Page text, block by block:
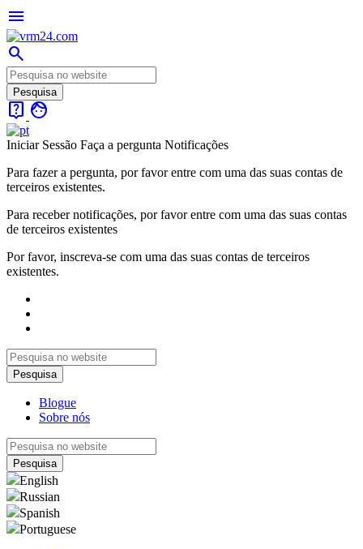
menu
search
live_help face
Iniciar Sessão Faça a pergunta Notificações
Para fazer a pergunta, por favor entre com uma das suas contas de
terceiros existentes.
Para receber notificações, por favor entre com uma das suas contas
de terceiros existentes
Por favor, inscreva-se com uma das suas contas de terceiros
existentes.
Blogue
Sobre nós
English
Russian
Spanish
Portuguese